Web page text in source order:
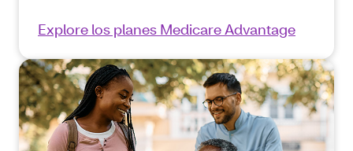
Explore los planes Medicare Advantage